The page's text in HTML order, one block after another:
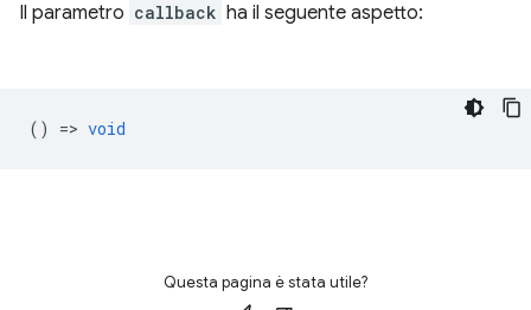
Il parametro callback ha il seguente aspetto:
() => void
Questa pagina è stata utile?